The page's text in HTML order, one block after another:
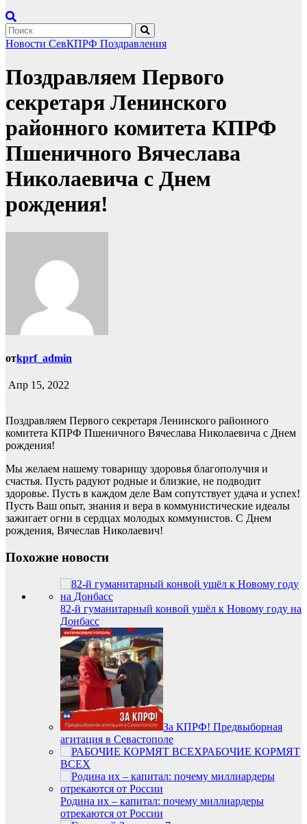
Новости СевКПРФ Поздравления
Поздравляем Первого
секретаря Ленинского
районного комитета КПРФ
Пшеничного Вячеслава
Николаевича с Днем
рождения!
отkprf_admin
Апр 15, 2022
Поздравляем Первого секретаря Ленинского районного
комитета КПРФ Пшеничного Вячеслава Николаевича с Днем
рождения!
Мы желаем нашему товарищу здоровья благополучия и
счастья. Пусть радуют родные и близкие, не подводит
здоровье. Пусть в каждом деле Вам сопутствует удача и успех!
Пусть Ваш опыт, знания и вера в коммунистические идеалы
зажигает огни в сердцах молодых коммунистов. С Днем
рождения, Вячеслав Николаевич!
Похожие новости
82-й гуманитарный конвой ушёл к Новому году на
Донбасс
За КПРФ! Предвыборная
агитация в Севастополе
РАБОЧИЕ КОРМЯТ
ВСЕХ
Родина их – капитал: почему миллиардеры
отрекаются от России